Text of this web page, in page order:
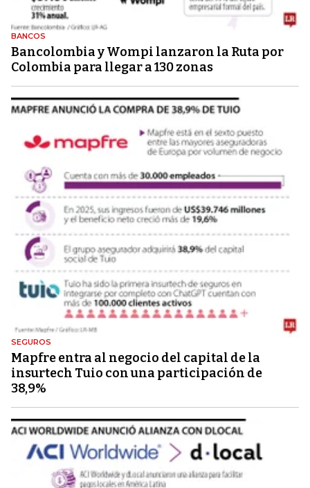
BANCOS
Bancolombia y Wompi lanzaron la Ruta por
Colombia para llegar a 130 zonas
SEGUROS
Mapfre entra al negocio del capital de la
insurtech Tuio con una participación de
38,9%